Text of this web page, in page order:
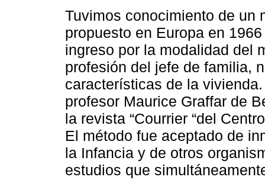
Tuvimos conocimiento de un
propuesto en Europa en
ingreso por la modalidad del
profesión del jefe de familia,
características de la
profesor Maurice Graffar de
la revista “Courrier “del
El método fue aceptado de
la Infancia y de otros
estudios que